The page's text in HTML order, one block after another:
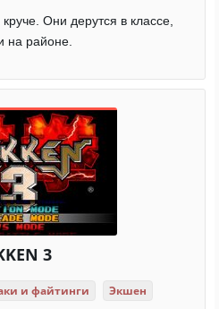
Они дерутся в классе,
на районе.
3
и файтинги Экшен